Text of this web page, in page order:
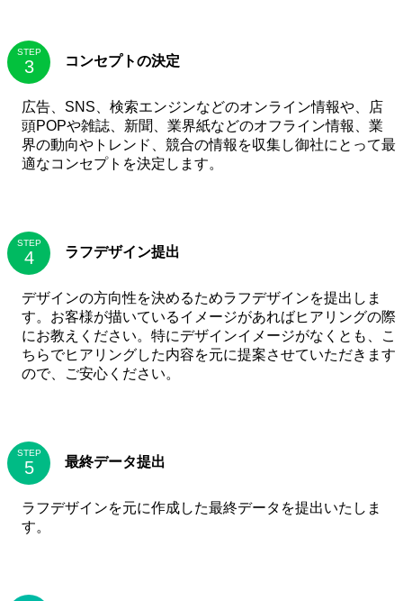
STEP
コンセプトの決定
広告、SNS、検索エンジンなどのオンライン情報や、店
頭POPや雑誌、新聞、業界紙などのオフライン情報、業
界の動向やトレンド、競合の情報を収集し御社にとって最
適なコンセプトを決定します。
STEP
ラフデザイン提出
デザインの方向性を決めるためラフデザインを提出しま
す。お客様が描いているイメージがあればヒアリングの際
にお教えください。特にデザインイメージがなくとも、こ
ちらでヒアリングした内容を元に提案させていただきます
ので、ご安心ください。
STEP
最終データ提出
ラフデザインを元に作成した最終データを提出いたしま
す。